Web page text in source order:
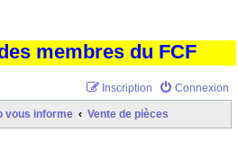
membres du FCF
Connexion
Inscription
vous informe Vente de pièces